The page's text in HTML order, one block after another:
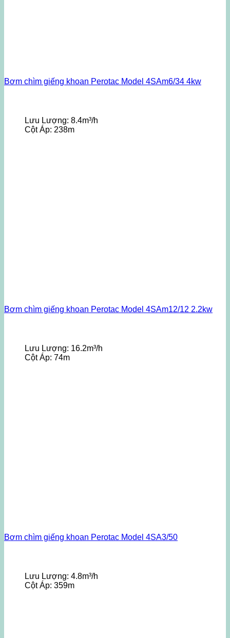
Bơm chìm giếng khoan Perotac Model 4SAm6/34 4kw
Lưu Lượng: 8.4m³/h
Cột Áp: 238m
Bơm chìm giếng khoan Perotac Model 4SAm12/12 2.2kw
Lưu Lượng: 16.2m³/h
Cột Áp: 74m
Bơm chìm giếng khoan Perotac Model 4SA3/50
Lưu Lượng: 4.8m³/h
Cột Áp: 359m